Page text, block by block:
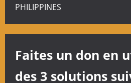
PHILIPPINES
Faites un don en
des 3 solutions